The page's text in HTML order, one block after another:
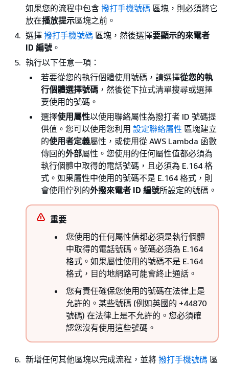
如果您的流程中包含 撥打手機號碼 區塊，則必須將它
放在播放提示區塊之前。
選擇 撥打手機號碼 區塊，然後選擇要顯示的來電者
ID 編號。
執行以下任意一項：
若要從您的執行個體使用號碼，請選擇從您的執
行個體選擇號碼 ，然後從下拉式清單搜尋或選擇
要使用的號碼。
選擇使用屬性以使用聯絡屬性為撥打者 ID 號碼提
供值。您可以使用您利用 設定聯絡屬性 區塊建立
的使用者定義屬性，或使用從 AWS Lambda 函數
傳回的外部屬性。您使用的任何屬性值都必須為
執行個體中取得的電話號碼，且必須為 E.164 格
式。如果屬性中使用的號碼不是 E.164 格式，則
會使用佇列的外撥來電者 ID 編號所設定的號碼。
重要
您使用的任何屬性值都必須是執行個體
中取得的電話號碼。號碼必須為 E.164
格式。如果屬性使用的號碼不是 E.164
格式，目的地網路可能會終止通話。
您有責任確保您使用的號碼在法律上是
允許的。某些號碼 (例如英國的 +44870
號碼) 在法律上是不允許的。您必須確
認您沒有使用這些號碼。
新增任何其他區塊以完成流程，並將 撥打手機號碼 區